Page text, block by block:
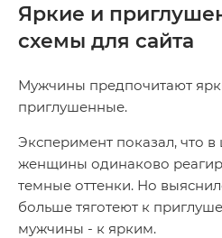
Яркие и
схемы для сайта
Мужчины предпочитают
приглушенные.
Эксперимент показал, что
женщины одинаково
темные оттенки. Но
больше тяготеют к
мужчины - к ярким.